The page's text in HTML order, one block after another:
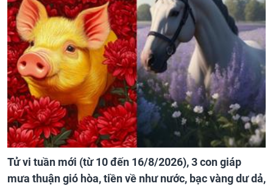
Tử vi tuần mới (từ 10 đến 16/8/2026), 3 con giáp
mưa thuận gió hòa, tiền về như nước, bạc vàng dư dả,